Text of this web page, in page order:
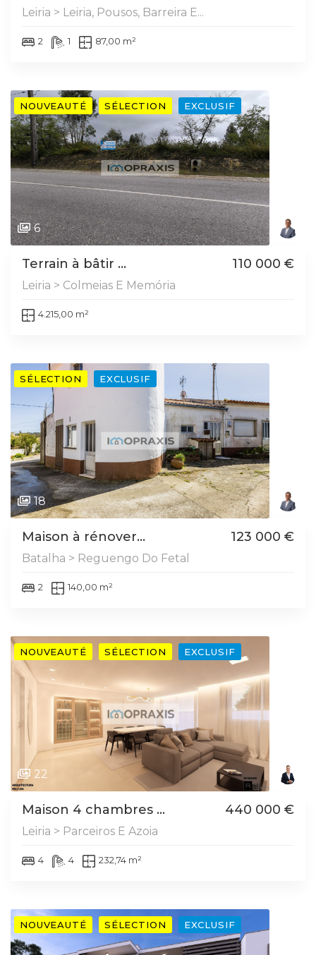
Leiria > Leiria, Pousos, Barreira E...
2 1 87,00 m²
NOUVEAUTÉ SÉLECTION EXCLUSIF
6
Terrain à bâtir ... 110 000 €
Leiria > Colmeias E Memória
4.215,00 m²
SÉLECTION EXCLUSIF
18
Maison à rénover... 123 000 €
Batalha > Reguengo Do Fetal
2 140,00 m²
NOUVEAUTÉ SÉLECTION EXCLUSIF
22
Maison 4 chambres ... 440 000 €
Leiria > Parceiros E Azoia
4 4 232,74 m²
NOUVEAUTÉ SÉLECTION EXCLUSIF